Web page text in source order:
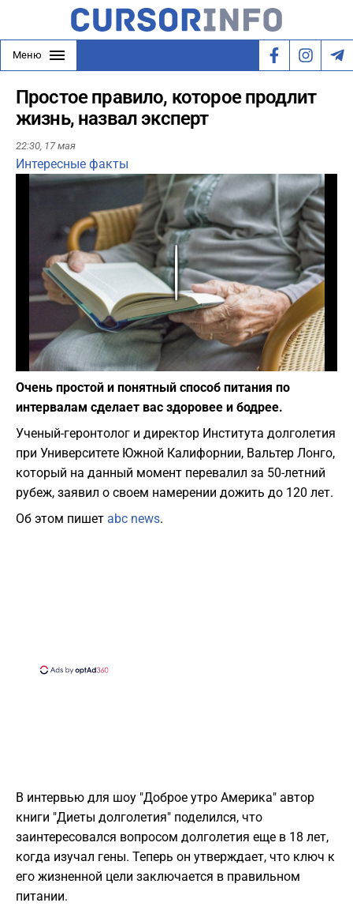
Меню
Простое правило, которое продлит
жизнь, назвал эксперт
22:30, 17 мая
Интересные факты
Play
Фото: pixabay.com
Очень простой и понятный способ питания по
интервалам сделает вас здоровее и бодрее.
Ученый-геронтолог и директор Института долголетия
при Университете Южной Калифорнии, Вальтер Лонго,
который на данный момент перевалил за 50-летний
рубеж, заявил о своем намерении дожить до 120 лет.
Об этом пишет abc news.
В интервью для шоу "Доброе утро Америка" автор
книги "Диеты долголетия" поделился, что
заинтересовался вопросом долголетия еще в 18 лет,
когда изучал гены. Теперь он утверждает, что ключ к
его жизненной цели заключается в правильном
питании.